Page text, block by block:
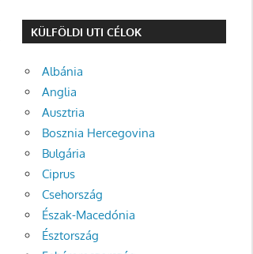
KÜLFÖLDI UTI CÉLOK
Albánia
Anglia
Ausztria
Bosznia Hercegovina
Bulgária
Ciprus
Csehország
Észak-Macedónia
Észtország